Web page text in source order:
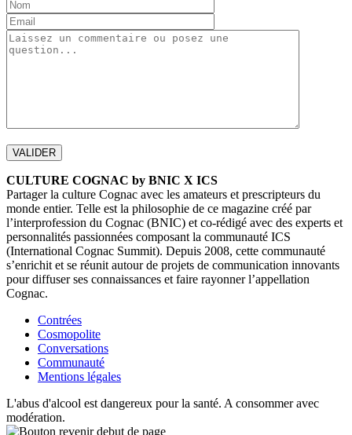
CULTURE COGNAC by BNIC X ICS
Partager la culture Cognac avec les amateurs et prescripteurs du
monde entier. Telle est la philosophie de ce magazine créé par
l’interprofession du Cognac (BNIC) et co-rédigé avec des experts et
personnalités passionnées composant la communauté ICS
(International Cognac Summit). Depuis 2008, cette communauté
s’enrichit et se réunit autour de projets de communication innovants
pour diffuser ses connaissances et faire rayonner l’appellation
Cognac.
Contrées
Cosmopolite
Conversations
Communauté
Mentions légales
L'abus d'alcool est dangereux pour la santé. A consommer avec
modération.